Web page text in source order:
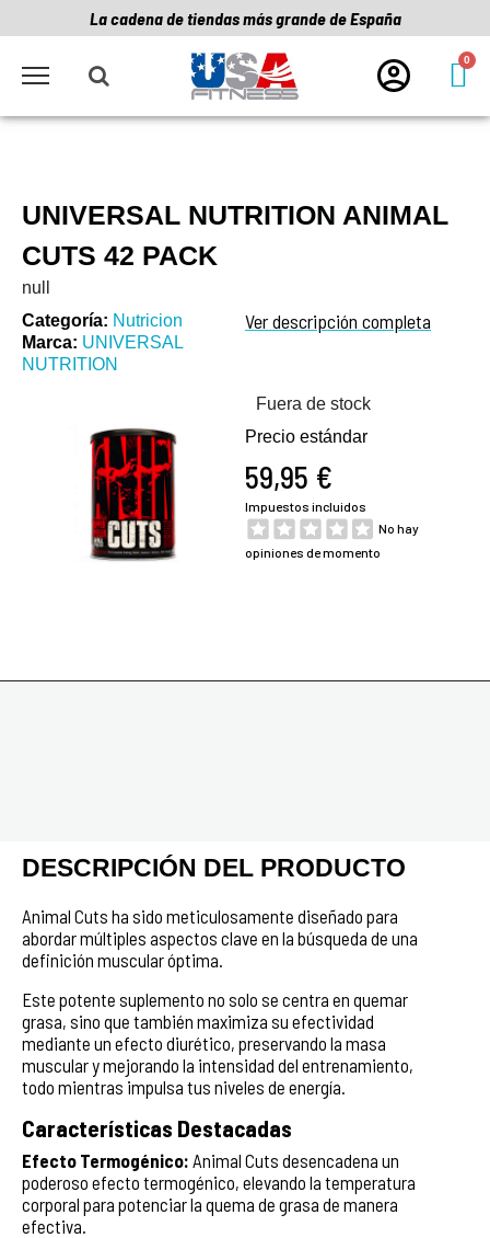
La cadena de tiendas más grande de España
UNIVERSAL NUTRITION ANIMAL
CUTS 42 PACK
null
Categoría
Nutricion
Marca UNIVERSAL
NUTRITION
Ver descripción completa
Fuera de stock
Precio estándar
59,95 €
Impuestos incluidos
No hay
opiniones de momento
DESCRIPCIÓN DEL PRODUCTO
Animal Cuts ha sido meticulosamente diseñado para
abordar múltiples aspectos clave en la búsqueda de una
definición muscular óptima.
Este potente suplemento no solo se centra en quemar
grasa, sino que también maximiza su efectividad
mediante un efecto diurético, preservando la masa
muscular y mejorando la intensidad del entrenamiento,
todo mientras impulsa tus niveles de energía.
Características Destacadas
Efecto Termogénico: Animal Cuts desencadena un
poderoso efecto termogénico, elevando la temperatura
corporal para potenciar la quema de grasa de manera
efectiva.